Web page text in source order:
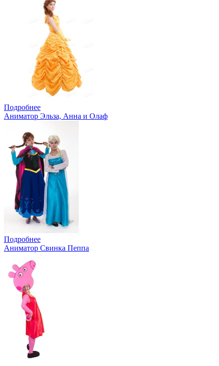
Подробнее
Аниматор Эльза, Анна и Олаф
Подробнее
Аниматор Свинка Пеппа